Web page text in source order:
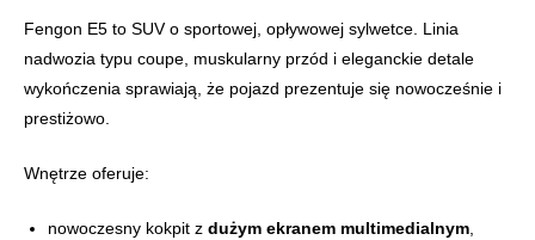
Fengon E5 to SUV o sportowej, opływowej sylwetce. Linia
nadwozia typu coupe, muskularny przód i eleganckie detale
wykończenia sprawiają, że pojazd prezentuje się nowocześnie i
prestiżowo.
Wnętrze oferuje:
nowoczesny kokpit z dużym ekranem multimedialnym,